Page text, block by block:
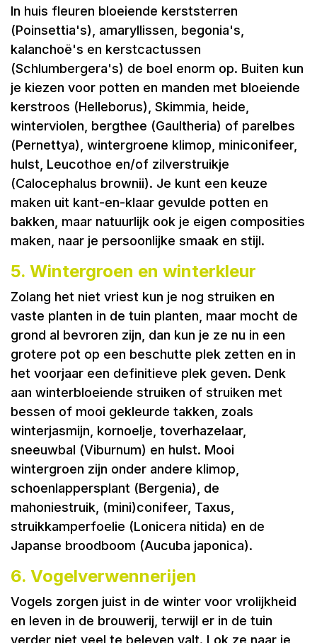
In huis fleuren bloeiende kerststerren
(Poinsettia's), amaryllissen, begonia's,
kalanchoë's en kerstcactussen
(Schlumbergera's) de boel enorm op. Buiten kun
je kiezen voor potten en manden met bloeiende
kerstroos (Helleborus), Skimmia, heide,
winterviolen, bergthee (Gaultheria) of parelbes
(Pernettya), wintergroene klimop, miniconifeer,
hulst, Leucothoe en/of zilverstruikje
(Calocephalus brownii). Je kunt een keuze
maken uit kant-en-klaar gevulde potten en
bakken, maar natuurlijk ook je eigen composities
maken, naar je persoonlijke smaak en stijl.
5. Wintergroen en winterkleur
Zolang het niet vriest kun je nog struiken en
vaste planten in de tuin planten, maar mocht de
grond al bevroren zijn, dan kun je ze nu in een
grotere pot op een beschutte plek zetten en in
het voorjaar een definitieve plek geven. Denk
aan winterbloeiende struiken of struiken met
bessen of mooi gekleurde takken, zoals
winterjasmijn, kornoelje, toverhazelaar,
sneeuwbal (Viburnum) en hulst. Mooi
wintergroen zijn onder andere klimop,
schoenlappersplant (Bergenia), de
mahoniestruik, (mini)conifeer, Taxus,
struikkamperfoelie (Lonicera nitida) en de
Japanse broodboom (Aucuba japonica).
6. Vogelverwennerijen
Vogels zorgen juist in de winter voor vrolijkheid
en leven in de brouwerij, terwijl er in de tuin
verder niet veel te beleven valt. Lok ze naar je